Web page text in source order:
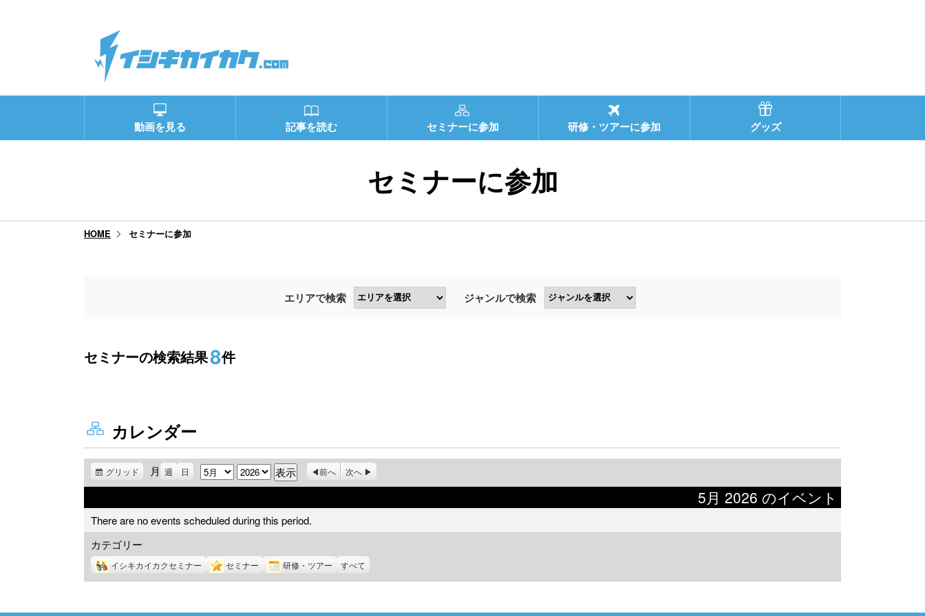
動画を見る 記事を読む セミナーに参加 研修・ツアーに参加 グッズ
セミナーに参加
HOME セミナーに参加
エリアで検索 ジャンルで検索
セミナーの検索結果8件
カレンダー
グリッド 月 週 日 月 年 前へ 次へ
5月 2026 のイベント
There are no events scheduled during this period.
カテゴリー
イシキカイカクセミナー セミナー 研修・ツアー すべて